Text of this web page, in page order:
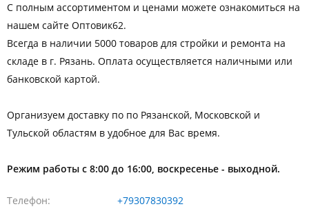
С полным ассортиментом и ценами можете ознакомиться на
нашем сайте Оптовик62.
Всегда в наличии 5000 товаров для стройки и ремонта на
складе в г. Рязань. Оплата осуществляется наличными или
банковской картой.
Организуем доставку по по Рязанской, Московской и
Тульской областям в удобное для Вас время.
Режим работы с 8:00 до 16:00, воскресенье - выходной.
Телефон +79307830392